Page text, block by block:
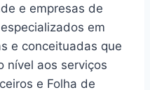
e empresas de
em
e conceituadas que
nível aos serviços
e Folha de